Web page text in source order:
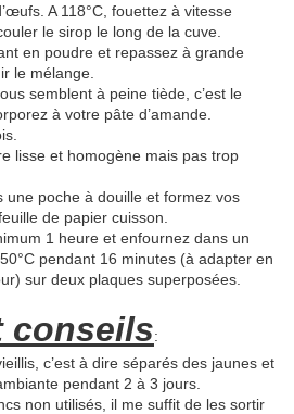
A 118°C, fouettez à vitesse
le sirop le long de la cuve.
en poudre et repassez à grande
le mélange.
semblent à peine tiède, c’est le
à votre pâte d’amande.
lisse et homogène mais pas trop
une poche à douille et formez vos
de papier cuisson.
1 heure et enfournez dans un
pendant 16 minutes (à adapter en
sur deux plaques superposées.
conseils:
c’est à dire séparés des jaunes et
pendant 2 à 3 jours.
non utilisés, il me suffit de les sortir